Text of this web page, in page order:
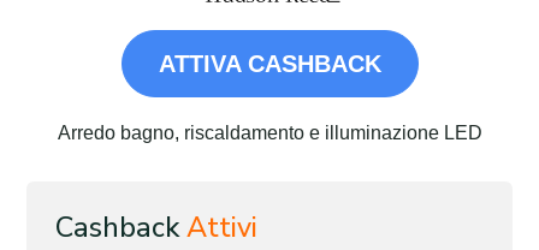
ATTIVA CASHBACK
Arredo bagno, riscaldamento e illuminazione LED
CashbackAttivi